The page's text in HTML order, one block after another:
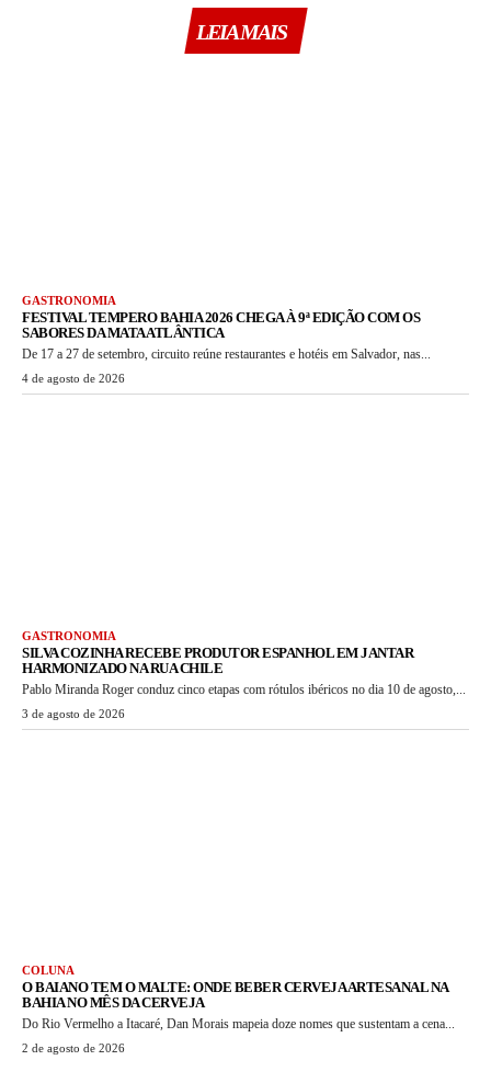
LEIA MAIS
GASTRONOMIA
FESTIVAL TEMPERO BAHIA 2026 CHEGA À 9ª EDIÇÃO COM OS
SABORES DA MATA ATLÂNTICA
De 17 a 27 de setembro, circuito reúne restaurantes e hotéis em Salvador, nas...
4 de agosto de 2026
GASTRONOMIA
SILVA COZINHA RECEBE PRODUTOR ESPANHOL EM JANTAR
HARMONIZADO NA RUA CHILE
Pablo Miranda Roger conduz cinco etapas com rótulos ibéricos no dia 10 de agosto,...
3 de agosto de 2026
COLUNA
O BAIANO TEM O MALTE: ONDE BEBER CERVEJA ARTESANAL NA
BAHIA NO MÊS DA CERVEJA
Do Rio Vermelho a Itacaré, Dan Morais mapeia doze nomes que sustentam a cena...
2 de agosto de 2026